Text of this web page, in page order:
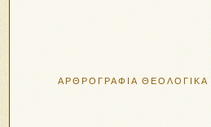
ΑΡΘΡΟΓΡΑΦΙΑ ΘΕΟΛΟΓΙΚΑ